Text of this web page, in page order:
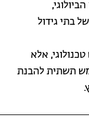
בתי גידול
אלא
תשתית להבנת